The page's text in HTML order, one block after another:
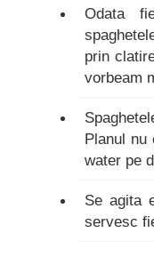
Odata
prin
vorbeam
Planul nu
water pe
Se agita
servesc